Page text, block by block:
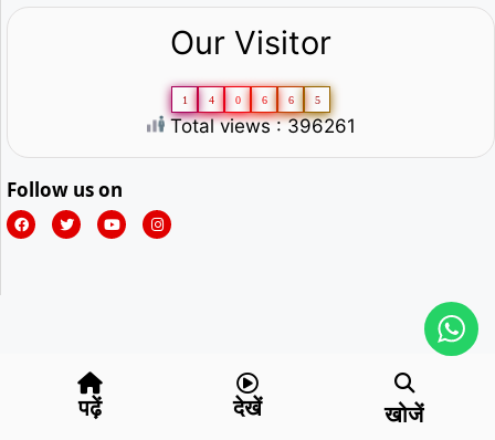
Our Visitor
1 4 0 6 6 5
Total views : 396261
Follow us on
पढ़ें देखें खोजें